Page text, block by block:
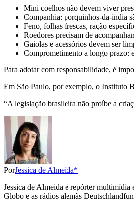
Mini coelhos não devem viver
Companhia: porquinhos-da-índia
Feno, folhas frescas, ração
Roedores precisam de
Gaiolas e acessórios devem ser
Comprometimento a longo prazo:
Para adotar com responsabilidade, é
Em São Paulo, por exemplo, o Instituto
“A legislação brasileira não proíbe a
PorJessica de Almeida*
Jessica de Almeida é repórter multimídia
Globo e as rádios alemãs